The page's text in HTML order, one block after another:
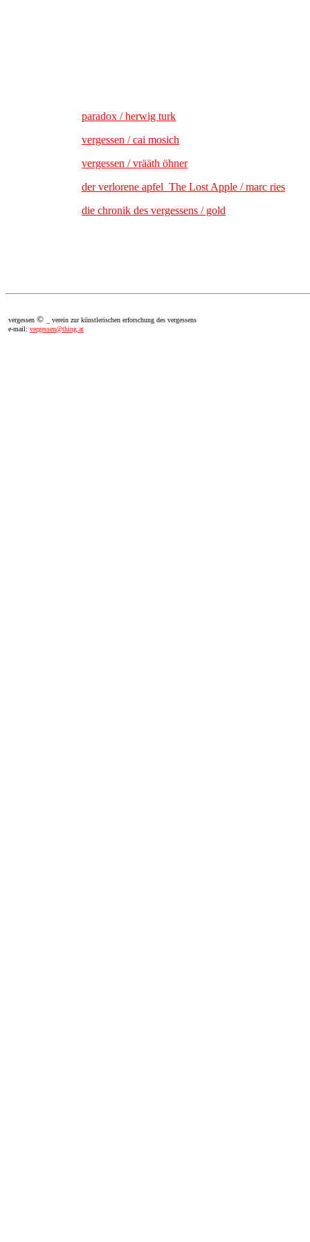
paradox / herwig turk
vergessen / cai mosich
vergessen / vrääth öhner
der verlorene apfel_The Lost Apple / marc ries
die chronik des vergessens / gold
vergessen ©
_ verein zur künstlerischen erforschung des vergessens
e-mail: vergessen@thing.at